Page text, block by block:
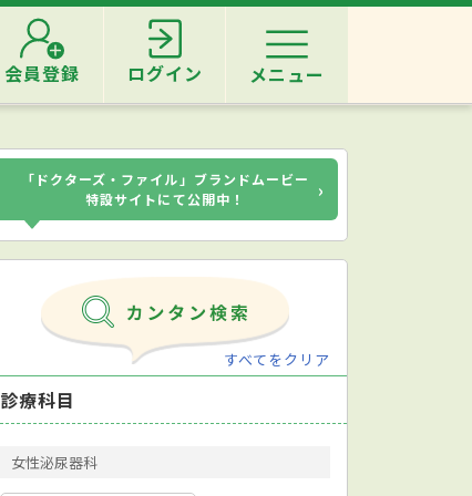
会員登録 ログイン メニュー
「ドクターズ・ファイル」ブランドムービー
特設サイトにて公開中！
›
すべてをクリア
診療科目
女性泌尿器科